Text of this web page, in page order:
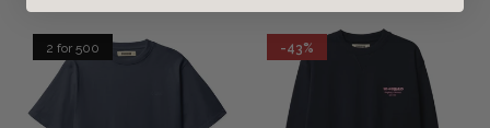
2 for 500 -43%